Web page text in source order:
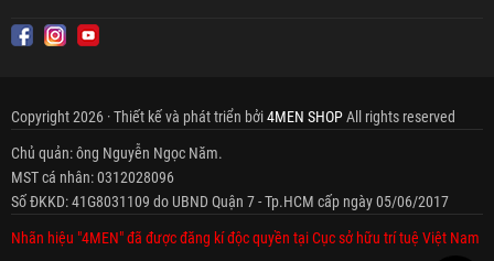
Copyright 2026 · Thiết kế và phát triển bởi4MEN SHOPAll rights reserved
Chủ quản: ông Nguyễn Ngọc Năm.
MST cá nhân: 0312028096
Số ĐKKD: 41G8031109 do UBND Quận 7 - Tp.HCM cấp ngày 05/06/2017
Nhãn hiệu "4MEN" đã được đăng kí độc quyền tại Cục sở hữu trí tuệ Việt Nam